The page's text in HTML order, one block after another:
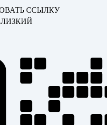
ССЫЛКУ